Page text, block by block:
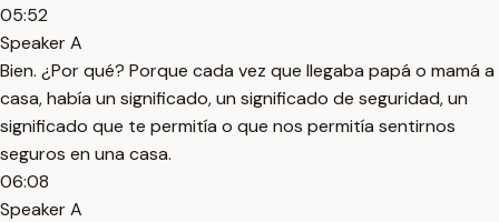
05:52
Speaker A
Bien. ¿Por qué? Porque cada vez que llegaba papá o mamá a
casa, había un significado, un significado de seguridad, un
significado que te permitía o que nos permitía sentirnos
seguros en una casa.
06:08
Speaker A